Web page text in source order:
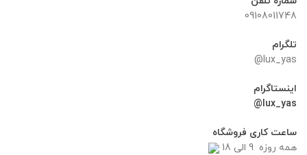
09108011748
تلگرام
lux_yas@
اینستاگرام
lux_yas@
ساعت کاری فروشگاه
همه روزه 9 الی 18